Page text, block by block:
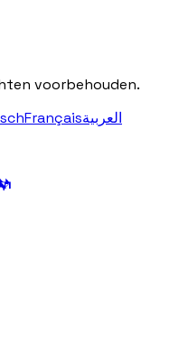
voorbehouden.
Françaisالعربية